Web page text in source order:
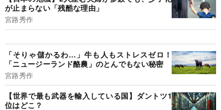
が止まらない「残酷な理由」
宮路秀作
「そりゃ儲かるわ…」牛も人もストレスゼロ！
「ニュージーランド酪農」のとんでもない秘密
宮路秀作
【世界で最も武器を輸入している国】ダントツ1
位はどこ？